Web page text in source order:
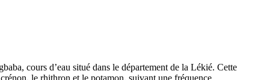
cours d’eau situé dans le département de la Lékié. Cette